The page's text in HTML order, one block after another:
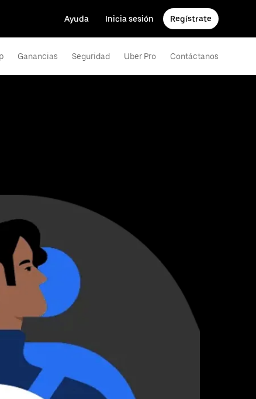
Ayuda Inicia sesión Regístrate
Ganancias Seguridad Uber Pro Contáctanos